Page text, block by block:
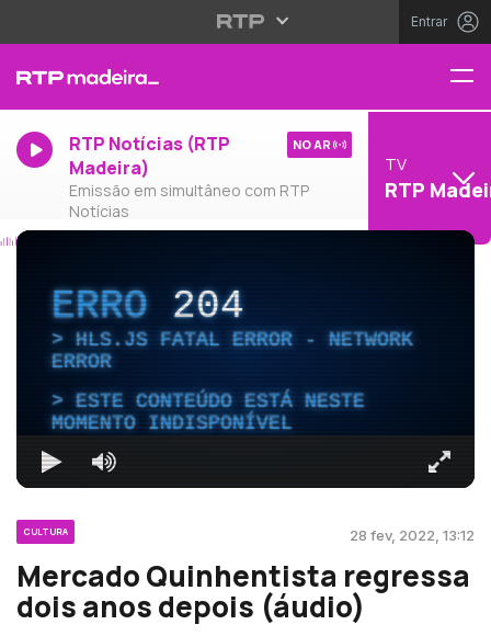
Entrar
RTP Notícias (RTP
Madeira)
Emissão em simultâneo com RTP
Notícias
NO AR
TV
RTP
ERRO204
HLS.JS FATAL ERROR - NETWORK
ERROR
ESTE CONTEÚDO ESTÁ NESTE
MOMENTO INDISPONÍVEL
CULTURA 28 fev, 2022, 13:12
Mercado Quinhentista regressa
dois anos depois (áudio)